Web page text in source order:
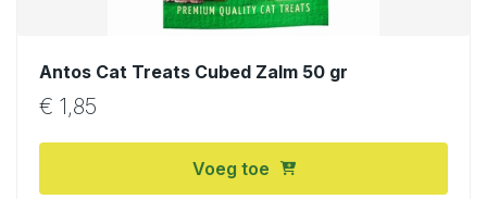
Antos Cat Treats Cubed Zalm 50 gr
€ 1,85
Voeg toe